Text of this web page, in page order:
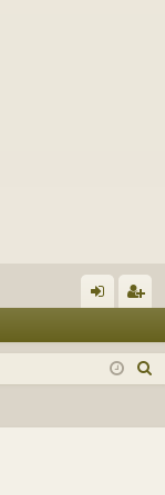
og
si
ej
tru